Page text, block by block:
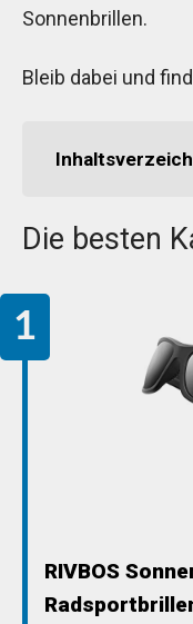
Sonnenbrillen.
Bleib dabei und
Die besten
RIVBOS